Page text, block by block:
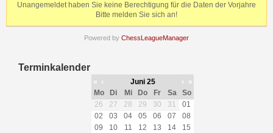
Unangemeldet haben Sie keine Berechtigung für die Daten der Vorjahre
Bitte melden Sie sich an!
Powered by ChessLeagueManager
Terminkalender
« ‹ Juni 25 ›
»
Mo
Di Mi Do Fr Sa
So
26
27 28 29 30 31
01
02
03 04 05 06 07
08
09
10 11 12 13 14
15